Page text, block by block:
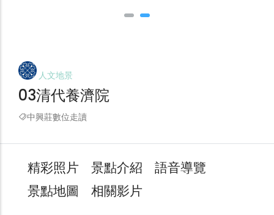
人文地景
03清代養濟院
中興莊數位走讀
精彩照片 景點介紹
語音導覽
景點地圖
相關影片